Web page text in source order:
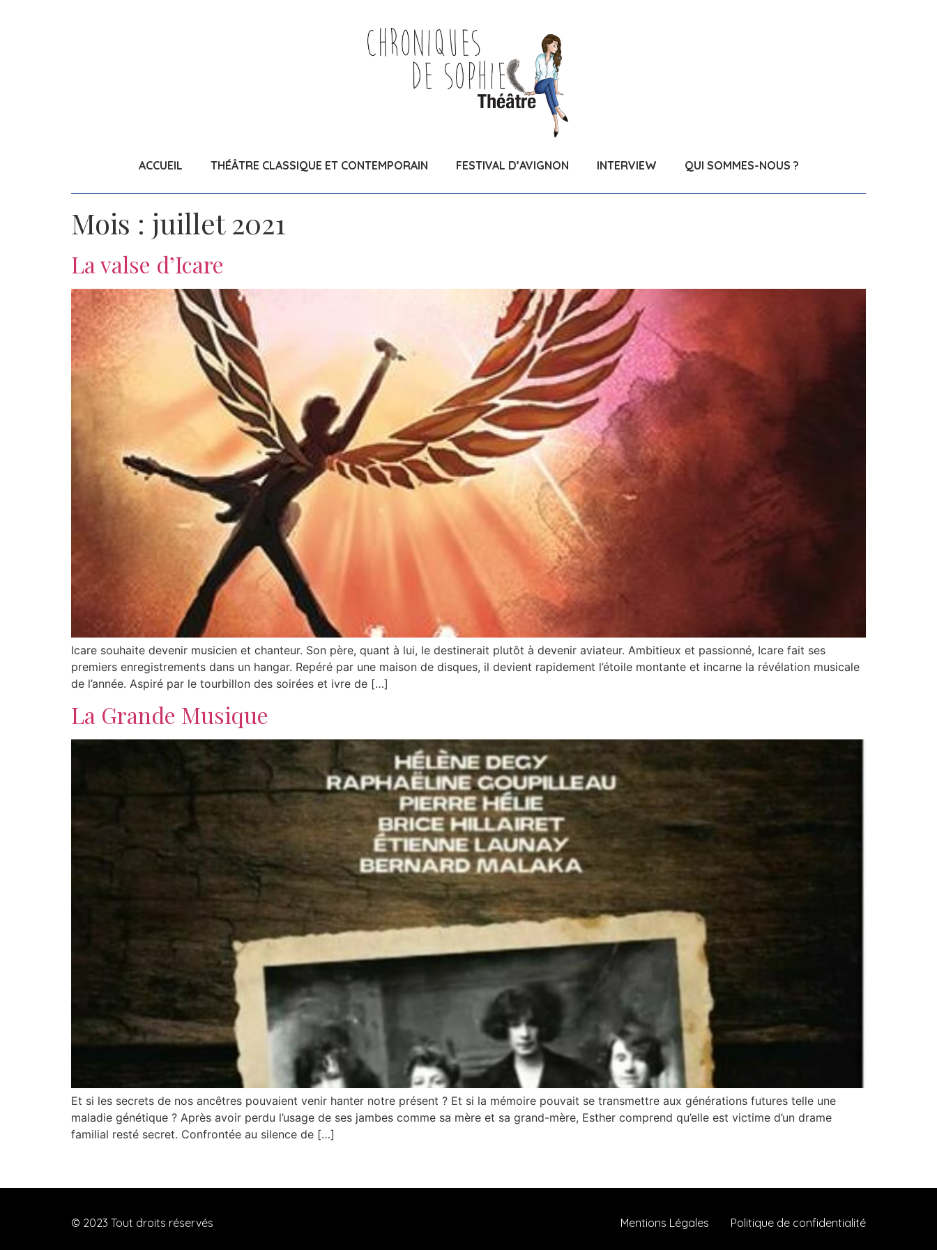
ACCUEIL THÉÂTRE CLASSIQUE ET CONTEMPORAIN FESTIVAL D’AVIGNON INTERVIEW QUI SOMMES-NOUS ?
Mois : juillet 2021
La valse d’Icare
Icare souhaite devenir musicien et chanteur. Son père, quant à lui, le destinerait plutôt à devenir aviateur. Ambitieux et passionné, Icare fait ses
premiers enregistrements dans un hangar. Repéré par une maison de disques, il devient rapidement l’étoile montante et incarne la révélation musicale
de l’année. Aspiré par le tourbillon des soirées et ivre de […]
La Grande Musique
Et si les secrets de nos ancêtres pouvaient venir hanter notre présent ? Et si la mémoire pouvait se transmettre aux générations futures telle une
maladie génétique ? Après avoir perdu l’usage de ses jambes comme sa mère et sa grand-mère, Esther comprend qu’elle est victime d’un drame
familial resté secret. Confrontée au silence de […]
© 2023 Tout droits réservés Mentions Légales Politique de confidentialité